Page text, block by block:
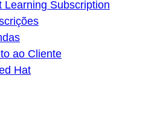
Learning Subscription
ao Cliente
Hat